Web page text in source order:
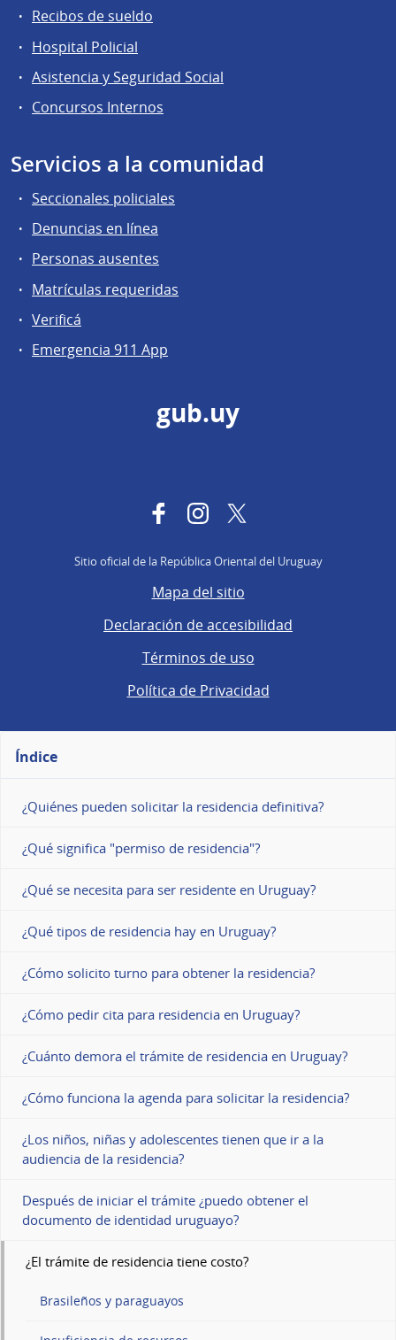
Recibos de sueldo
Hospital Policial
Asistencia y Seguridad Social
Concursos Internos
Servicios a la comunidad
Seccionales policiales
Denuncias en línea
Personas ausentes
Matrículas requeridas
Verificá
Emergencia 911 App
gub.uy
FacebookInstagram
Sitio oficial de la República Oriental del Uruguay
Mapa del sitio
Declaración de accesibilidad
Términos de uso
Política de Privacidad
Índice
¿Quiénes pueden solicitar la residencia definitiva?
¿Qué significa "permiso de residencia"?
¿Qué se necesita para ser residente en Uruguay?
¿Qué tipos de residencia hay en Uruguay?
¿Cómo solicito turno para obtener la residencia?
¿Cómo pedir cita para residencia en Uruguay?
¿Cuánto demora el trámite de residencia en Uruguay?
¿Cómo funciona la agenda para solicitar la residencia?
¿Los niños, niñas y adolescentes tienen que ir a la
audiencia de la residencia?
Después de iniciar el trámite ¿puedo obtener el
documento de identidad uruguayo?
¿El trámite de residencia tiene costo?
Brasileños y paraguayos